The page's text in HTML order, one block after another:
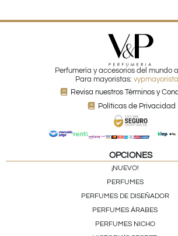
Perfumería y accesorios del mundo
Para mayoristas:
Revisa nuestros Términos y
Políticas de Privacidad
OPCIONES
¡NUEVO!
PERFUMES
PERFUMES DE DISEÑADOR
PERFUMES ÁRABES
PERFUMES NICHO